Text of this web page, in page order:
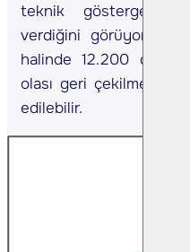
teknik göstergelerin
verdiğini görüyoruz.
halinde 12.200 direnç
olası geri çekilmelerde
edilebilir.